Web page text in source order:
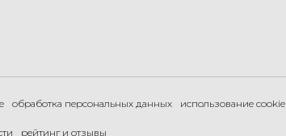
обработка персональных данных использование cookie
рейтинг и отзывы